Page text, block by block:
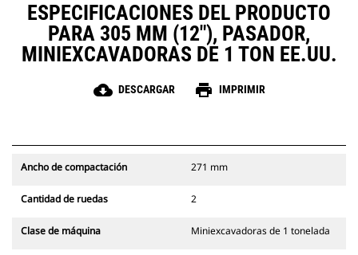
ESPECIFICACIONES DEL PRODUCTO
PARA 305 MM (12"), PASADOR,
MINIEXCAVADORAS DE 1 TON EE.UU.
cloud_download DESCARGAR print IMPRIMIR
Ancho de compactación 271 mm
Cantidad de ruedas 2
Clase de máquina Miniexcavadoras de 1 tonelada